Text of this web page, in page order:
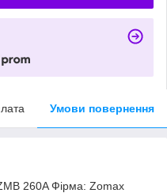
Умови повернення
260A Фірма: Zomax